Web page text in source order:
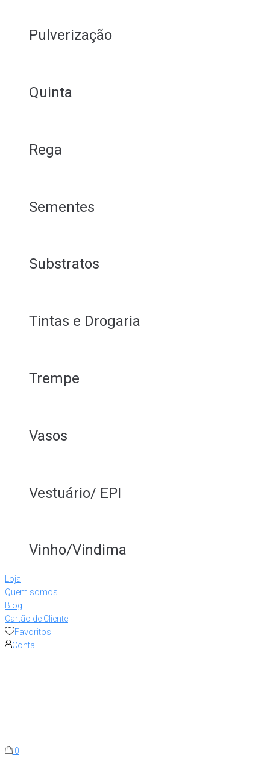
Pulverização
Quinta
Rega
Sementes
Substratos
Tintas e Drogaria
Trempe
Vasos
Vestuário/ EPI
Vinho/Vindima
Loja
Quem somos
Blog
Cartão de Cliente
Favoritos
Conta
0